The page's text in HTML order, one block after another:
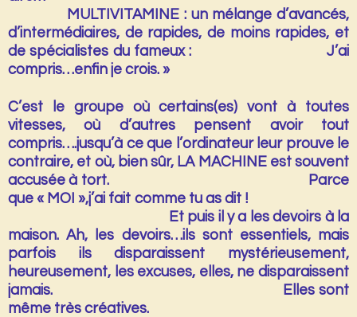
MULTIVITAMINE : un mélange d’avancés,
d’intermédiaires, de rapides, de moins rapides, et
de spécialistes du fameux : J’ai
compris…enfin je crois. »
C’est le groupe où certains(es) vont à toutes
vitesses, où d’autres pensent avoir tout
compris….jusqu’à ce que l’ordinateur leur prouve le
contraire, et où, bien sûr, LA MACHINE est souvent
accusée à tort. Parce
que « MOI »,j’ai fait comme tu as dit !
Et puis il y a les devoirs à la
maison. Ah, les devoirs…ils sont essentiels, mais
parfois ils disparaissent mystérieusement,
heureusement, les excuses, elles, ne disparaissent
jamais. Elles sont
même très créatives.